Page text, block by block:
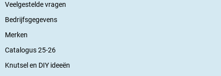
Veelgestelde vragen
Bedrijfsgegevens
Merken
Catalogus 25-26
Knutsel en DIY ideeën